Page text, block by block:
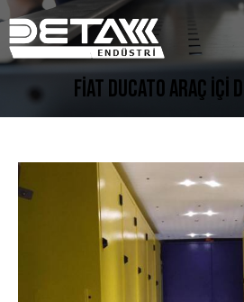
FİAT DUCATO ARAÇ İÇİ